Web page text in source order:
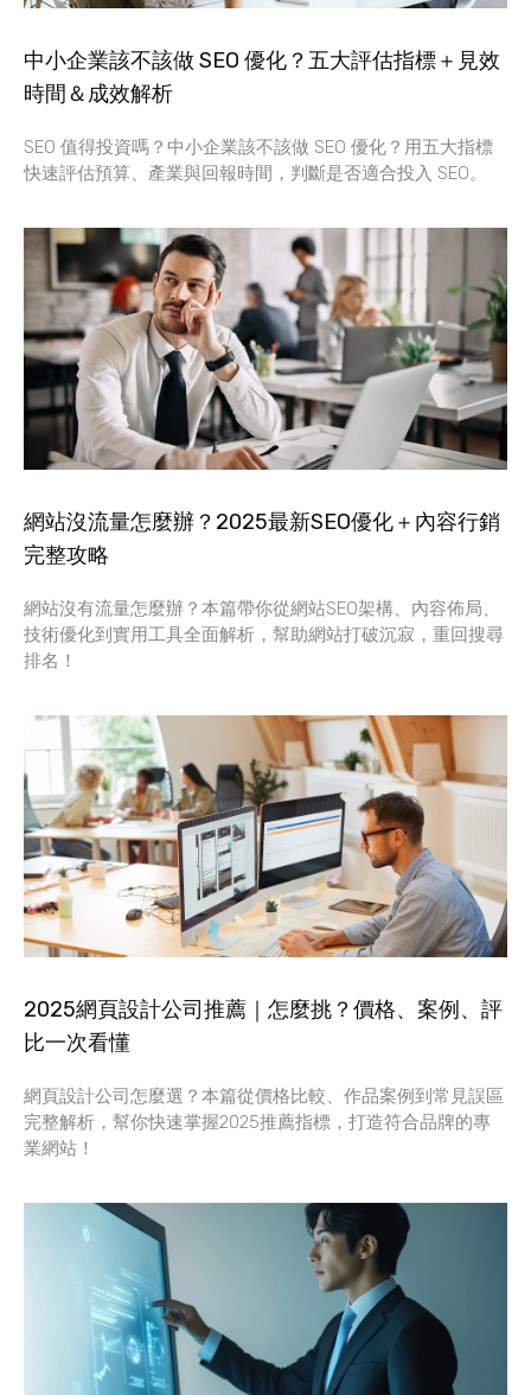
中小企業該不該做 SEO 優化？五大評估指標＋見效
時間＆成效解析
SEO 值得投資嗎？中小企業該不該做 SEO 優化？用五大指標
快速評估預算、產業與回報時間，判斷是否適合投入 SEO。
網站沒流量怎麼辦？2025最新SEO優化＋內容行銷
完整攻略
網站沒有流量怎麼辦？本篇帶你從網站SEO架構、內容佈局、
技術優化到實用工具全面解析，幫助網站打破沉寂，重回搜尋
排名！
2025網頁設計公司推薦｜怎麼挑？價格、案例、評
比一次看懂
網頁設計公司怎麼選？本篇從價格比較、作品案例到常見誤區
完整解析，幫你快速掌握2025推薦指標，打造符合品牌的專
業網站！